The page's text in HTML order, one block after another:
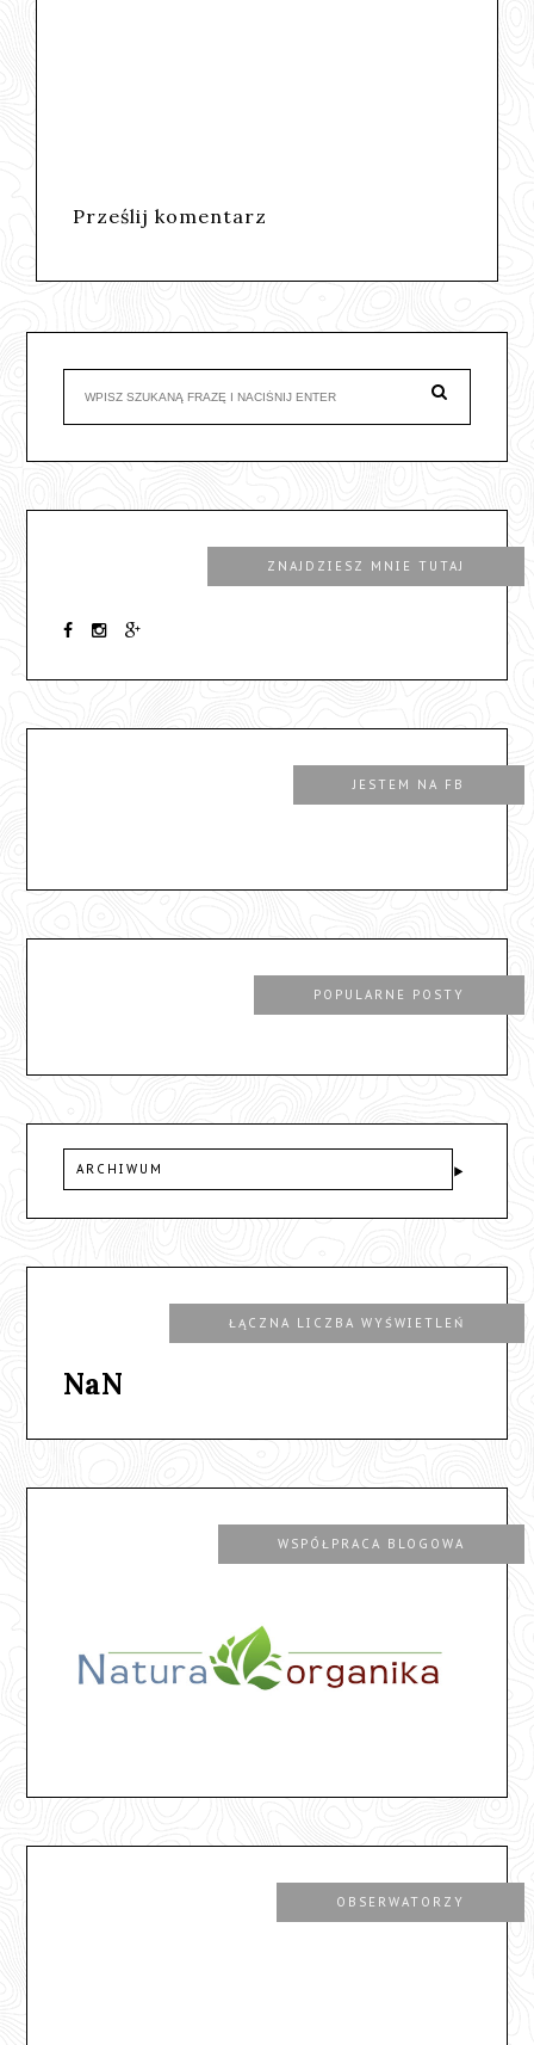
Prześlij komentarz
ZNAJDZIESZ MNIE TUTAJ
JESTEM NA FB
POPULARNE POSTY
ARCHIWUM
ŁĄCZNA LICZBA WYŚWIETLEŃ
NaN
WSPÓŁPRACA BLOGOWA
OBSERWATORZY